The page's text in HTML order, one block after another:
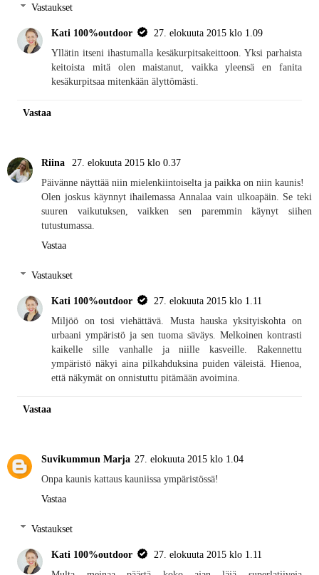
Vastaukset
Kati 100%outdoor
27. elokuuta 2015 klo 1.09
Yllätin itseni ihastumalla kesäkurpitsakeittoon. Yksi parhaista
keitoista mitä olen maistanut, vaikka yleensä en fanita
kesäkurpitsaa mitenkään älyttömästi.
Vastaa
Riina
27. elokuuta 2015 klo 0.37
Päivänne näyttää niin mielenkiintoiselta ja paikka on niin kaunis!
Olen joskus käynnyt ihailemassa Annalaa vain ulkoapäin. Se teki
suuren vaikutuksen, vaikken sen paremmin käynyt siihen
tutustumassa.
Vastaa
Vastaukset
Kati 100%outdoor
27. elokuuta 2015 klo 1.11
Miljöö on tosi viehättävä. Musta hauska yksityiskohta on
urbaani ympäristö ja sen tuoma säväys. Melkoinen kontrasti
kaikelle sille vanhalle ja niille kasveille. Rakennettu
ympäristö näkyi aina pilkahduksina puiden väleistä. Hienoa,
että näkymät on onnistuttu pitämään avoimina.
Vastaa
Suvikummun Marja 27. elokuuta 2015 klo 1.04
Onpa kaunis kattaus kauniissa ympäristössä!
Vastaa
Vastaukset
Kati 100%outdoor
27. elokuuta 2015 klo 1.11